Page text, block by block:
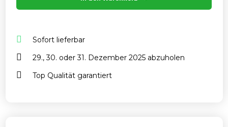
Sofort lieferbar
29., 30. oder 31. Dezember 2025 abzuholen
Top Qualität garantiert